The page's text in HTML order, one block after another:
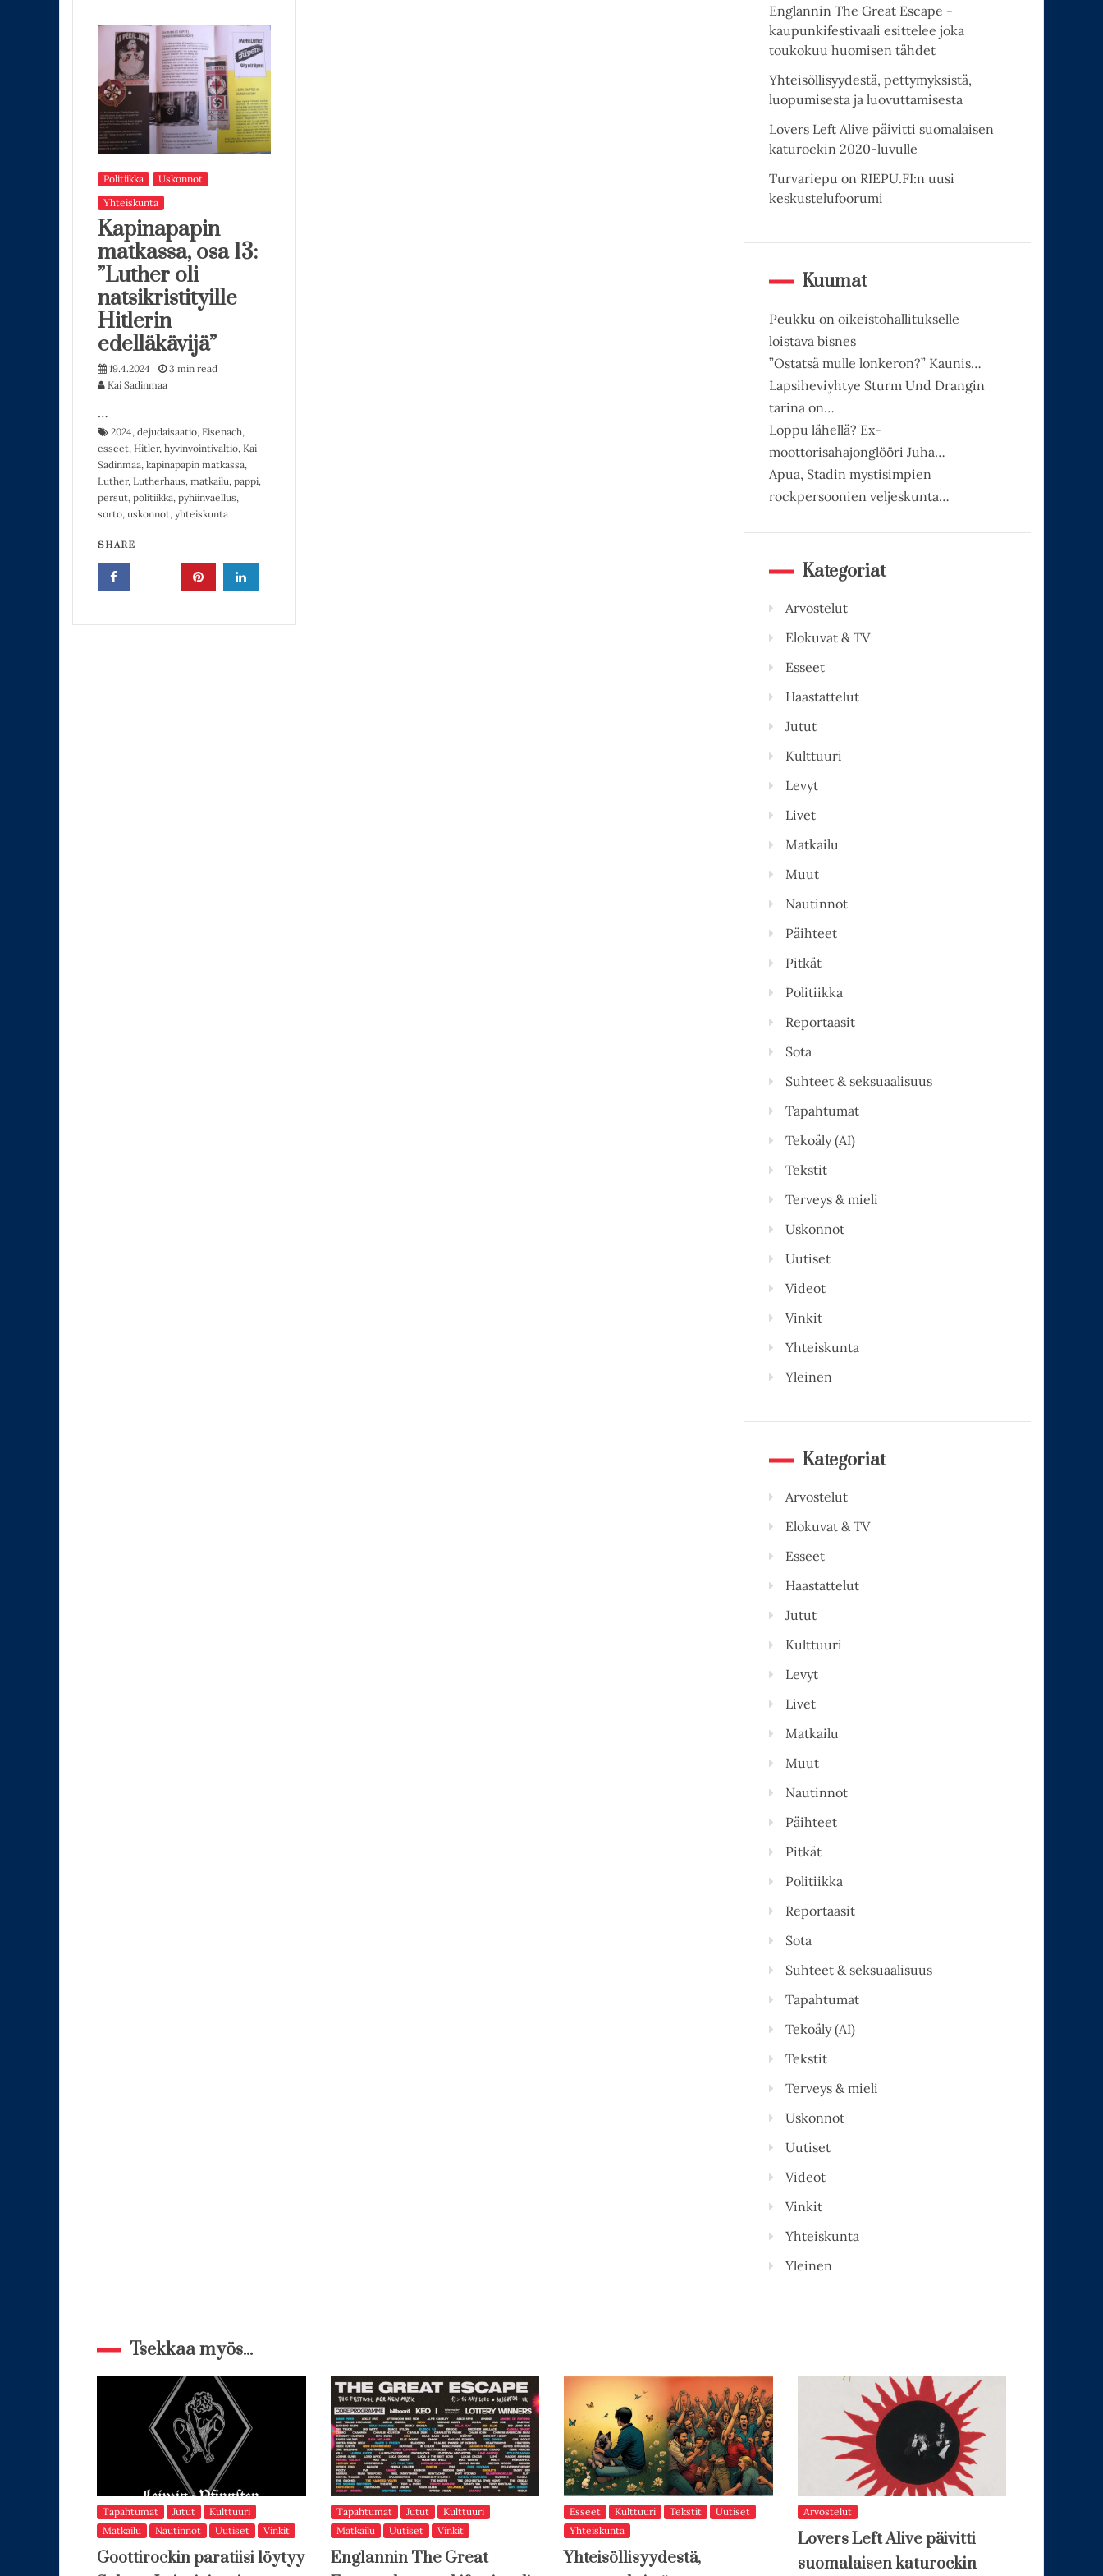
Politiikka
Uskonnot
Yhteiskunta
Kapinapapin
matkassa, osa 13:
”Luther oli
natsikristityille
Hitlerin
edelläkävijä”
19.4.2024
3 min read
Kai Sadinmaa
…
2024, dejudaisaatio, Eisenach,
esseet, Hitler, hyvinvointivaltio, Kai
Sadinmaa, kapinapapin matkassa,
Luther, Lutherhaus, matkailu, pappi,
persut, politiikka, pyhiinvaellus,
sorto, uskonnot, yhteiskunta
SHARE
Englannin The Great Escape -
kaupunkifestivaali esittelee joka
toukokuu huomisen tähdet
Yhteisöllisyydestä, pettymyksistä,
luopumisesta ja luovuttamisesta
Lovers Left Alive päivitti suomalaisen
katurockin 2020-luvulle
Turvariepu on RIEPU.FI:n uusi
keskustelufoorumi
Kuumat
Peukku on oikeistohallitukselle
loistava bisnes
”Ostatsä mulle lonkeron?” Kaunis…
Lapsiheviyhtye Sturm Und Drangin
tarina on…
Loppu lähellä? Ex-
moottorisahajonglööri Juha…
Apua, Stadin mystisimpien
rockpersoonien veljeskunta…
Kategoriat
Arvostelut
Elokuvat & TV
Esseet
Haastattelut
Jutut
Kulttuuri
Levyt
Livet
Matkailu
Muut
Nautinnot
Päihteet
Pitkät
Politiikka
Reportaasit
Sota
Suhteet & seksuaalisuus
Tapahtumat
Tekoäly (AI)
Tekstit
Terveys & mieli
Uskonnot
Uutiset
Videot
Vinkit
Yhteiskunta
Yleinen
Kategoriat
Arvostelut
Elokuvat & TV
Esseet
Haastattelut
Jutut
Kulttuuri
Levyt
Livet
Matkailu
Muut
Nautinnot
Päihteet
Pitkät
Politiikka
Reportaasit
Sota
Suhteet & seksuaalisuus
Tapahtumat
Tekoäly (AI)
Tekstit
Terveys & mieli
Uskonnot
Uutiset
Videot
Vinkit
Yhteiskunta
Yleinen
Tsekkaa myös...
Tapahtumat Jutut
Kulttuuri
Matkailu
Nautinnot Uutiset Vinkit
Goottirockin paratiisi löytyy
Tapahtumat Jutut
Kulttuuri
Matkailu
Uutiset Vinkit
Englannin The Great
Esseet Kulttuuri Tekstit
Uutiset
Yhteiskunta
Yhteisöllisyydestä,
Arvostelut
Lovers Left Alive päivitti
suomalaisen katurockin